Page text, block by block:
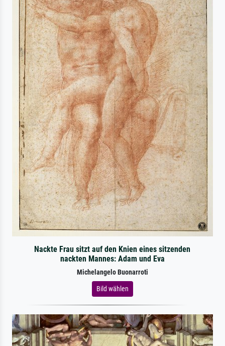
Nackte Frau sitzt auf den Knien eines sitzenden
nackten Mannes: Adam und Eva
Michelangelo Buonarroti
Bild wählen